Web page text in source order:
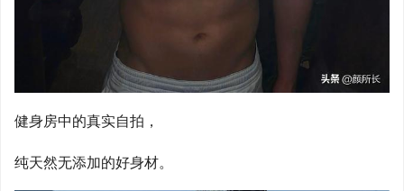
健身房中的真实自拍，
纯天然无添加的好身材。